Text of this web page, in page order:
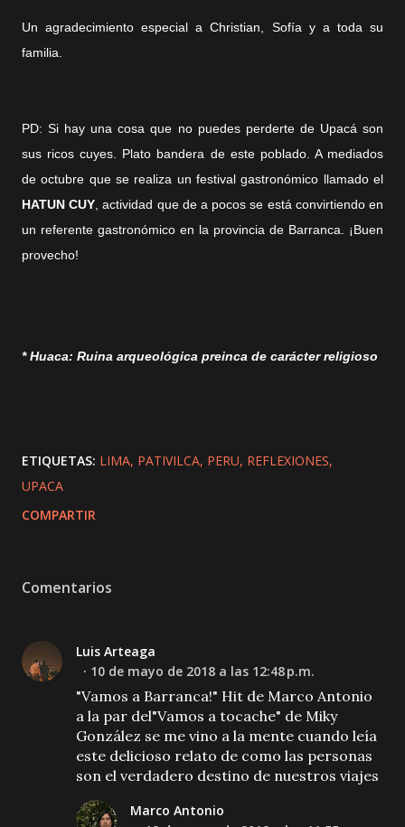
Un agradecimiento especial a Christian, Sofía y a toda su
familia.
PD: Si hay una cosa que no puedes perderte de Upacá son
sus ricos cuyes. Plato bandera de este poblado. A mediados
de octubre que se realiza un festival gastronómico llamado el
HATUN CUY , actividad que de a pocos se está convirtiendo en
un referente gastronómico en la provincia de Barranca. ¡Buen
provecho!
* Huaca: Ruina arqueológica preinca de carácter religioso
ETIQUETAS: LIMA PATIVILCA PERU REFLEXIONES
UPACA
COMPARTIR
Comentarios
Luis Arteaga
10 de mayo de 2018 a las 12:48 p.m.
"Vamos a Barranca!" Hit de Marco Antonio
a la par del"Vamos a tocache" de Miky
González se me vino a la mente cuando leía
este delicioso relato de como las personas
son el verdadero destino de nuestros viajes
Marco Antonio